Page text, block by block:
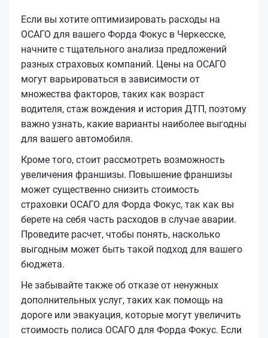
Если вы хотите оптимизировать расходы на
ОСАГО для вашего Форда Фокус в Черкесске,
начните с тщательного анализа предложений
разных страховых компаний. Цены на ОСАГО
могут варьироваться в зависимости от
множества факторов, таких как возраст
водителя, стаж вождения и история ДТП, поэтому
важно узнать, какие варианты наиболее выгодны
для вашего автомобиля.
Кроме того, стоит рассмотреть возможность
увеличения франшизы. Повышение франшизы
может существенно снизить стоимость
страховки ОСАГО для Форда Фокус, так как вы
берете на себя часть расходов в случае аварии.
Проведите расчет, чтобы понять, насколько
выгодным может быть такой подход для вашего
бюджета.
Не забывайте также об отказе от ненужных
дополнительных услуг, таких как помощь на
дороге или эвакуация, которые могут увеличить
стоимость полиса ОСАГО для Форда Фокус. Если